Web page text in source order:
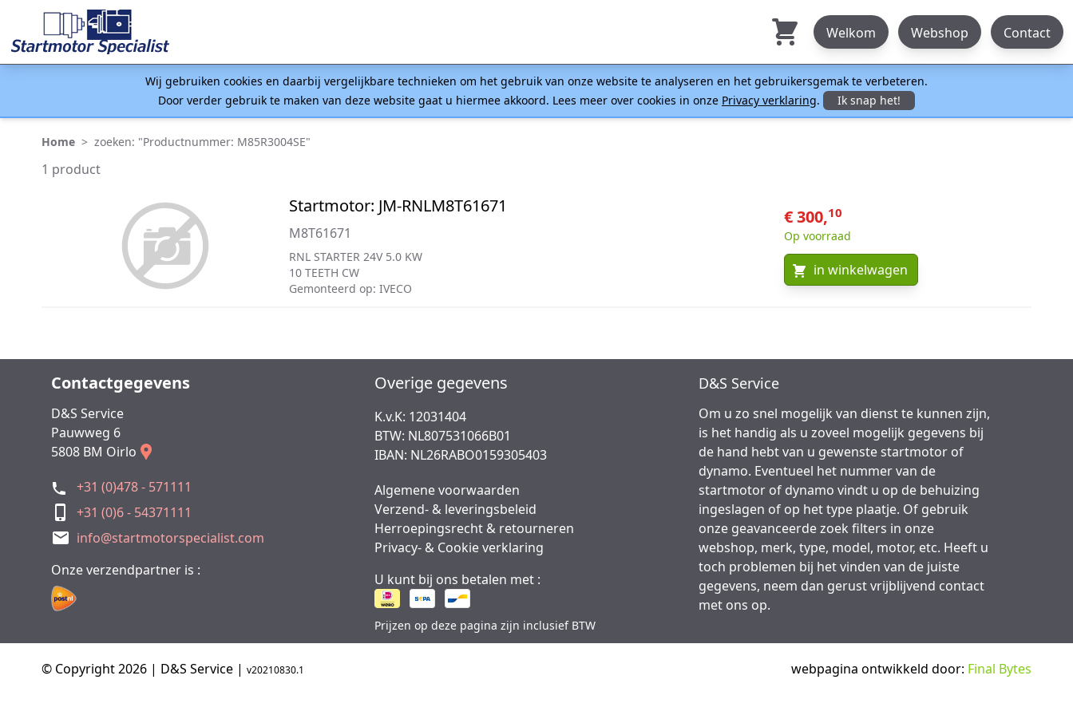
Welkom Webshop Contact
Wij gebruiken cookies en daarbij vergelijkbare technieken om het gebruik van onze website te analyseren en het gebruikersgemak te verbeteren.
Door verder gebruik te maken van deze website gaat u hiermee akkoord. Lees meer over cookies in onze Privacy verklaring. Ik snap het!
Home > zoeken: "Productnummer: M85R3004SE"
1 product
Startmotor: JM-RNLM8T61671
M8T61671
RNL STARTER 24V 5.0 KW
10 TEETH CW
Gemonteerd op: IVECO
€ 300,10
Op voorraad
in winkelwagen
Contactgegevens
D&S Service
Pauwweg 6
5808 BM Oirlo
+31 (0)478 - 571111
+31 (0)6 - 54371111
info@startmotorspecialist.com
Onze verzendpartner is :
Overige gegevens
K.v.K: 12031404
BTW: NL807531066B01
IBAN: NL26RABO0159305403
Algemene voorwaarden
Verzend- & leveringsbeleid
Herroepingsrecht & retourneren
Privacy- & Cookie verklaring
U kunt bij ons betalen met :
Prijzen op deze pagina zijn inclusief BTW
D&S Service
Om u zo snel mogelijk van dienst te kunnen zijn,
is het handig als u zoveel mogelijk gegevens bij
de hand hebt van u gewenste startmotor of
dynamo. Eventueel het nummer van de
startmotor of dynamo vindt u op de behuizing
ingeslagen of op het type plaatje. Of gebruik
onze geavanceerde zoek filters in onze
webshop, merk, type, model, motor, etc. Heeft u
toch problemen bij het vinden van de juiste
gegevens, neem dan gerust vrijblijvend contact
met ons op.
© Copyright 2026 | D&S Service | v20210830.1 webpagina ontwikkeld door: Final Bytes